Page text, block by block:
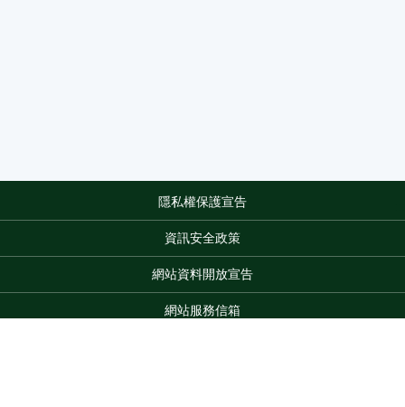
隱私權保護宣告
資訊安全政策
網站資料開放宣告
網站服務信箱